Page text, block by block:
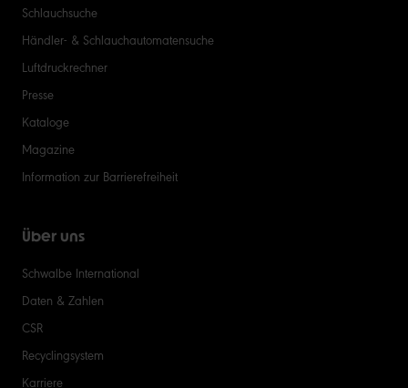
Schlauchsuche
Händler- & Schlauchautomatensuche
Luftdruckrechner
Presse
Kataloge
Magazine
Information zur Barrierefreiheit
Über uns
Schwalbe International
Daten & Zahlen
CSR
Recyclingsystem
Karriere